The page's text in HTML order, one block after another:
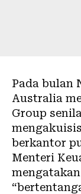
Pada bulan
Australia
Group
berkantor
Menteri